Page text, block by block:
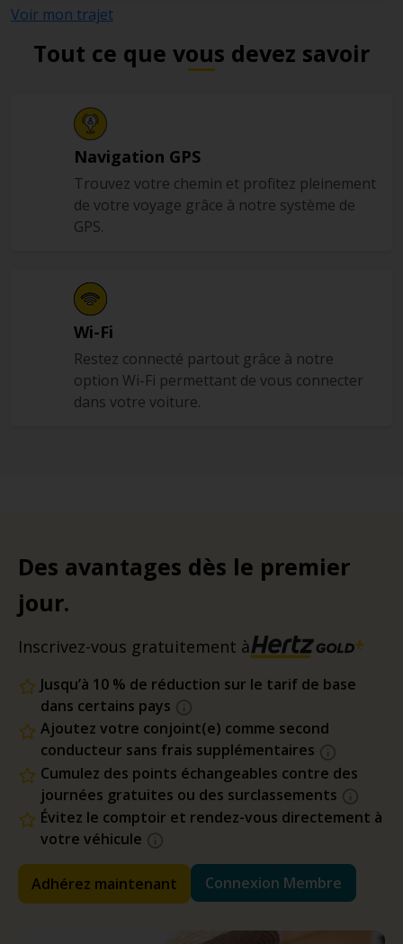
Voir mon trajet
Tout ce que vous devez savoir
Navigation GPS
Trouvez votre chemin et profitez pleinement
de votre voyage grâce à notre système de
GPS.
Wi-Fi
Restez connecté partout grâce à notre
option Wi-Fi permettant de vous connecter
dans votre voiture.
Des avantages dès le premier
jour.
Inscrivez-vous gratuitement à
Jusqu’à 10 % de réduction sur le tarif de base
dans certains pays
Ajoutez votre conjoint(e) comme second
conducteur sans frais supplémentaires
Cumulez des points échangeables contre des
journées gratuites ou des surclassements
Évitez le comptoir et rendez-vous directement à
votre véhicule
Adhérez maintenant Connexion Membre